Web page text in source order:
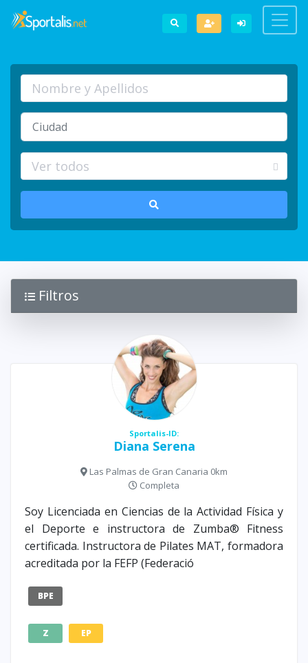
Filtros
Sportalis-ID:
Diana Serena
Las Palmas de Gran Canaria 0km
Completa
Soy Licenciada en Ciencias de la Actividad Física y
el Deporte e instructora de Zumba® Fitness
certificada. Instructora de Pilates MAT, formadora
acreditada por la FEFP (Federació
BPE
Z EP